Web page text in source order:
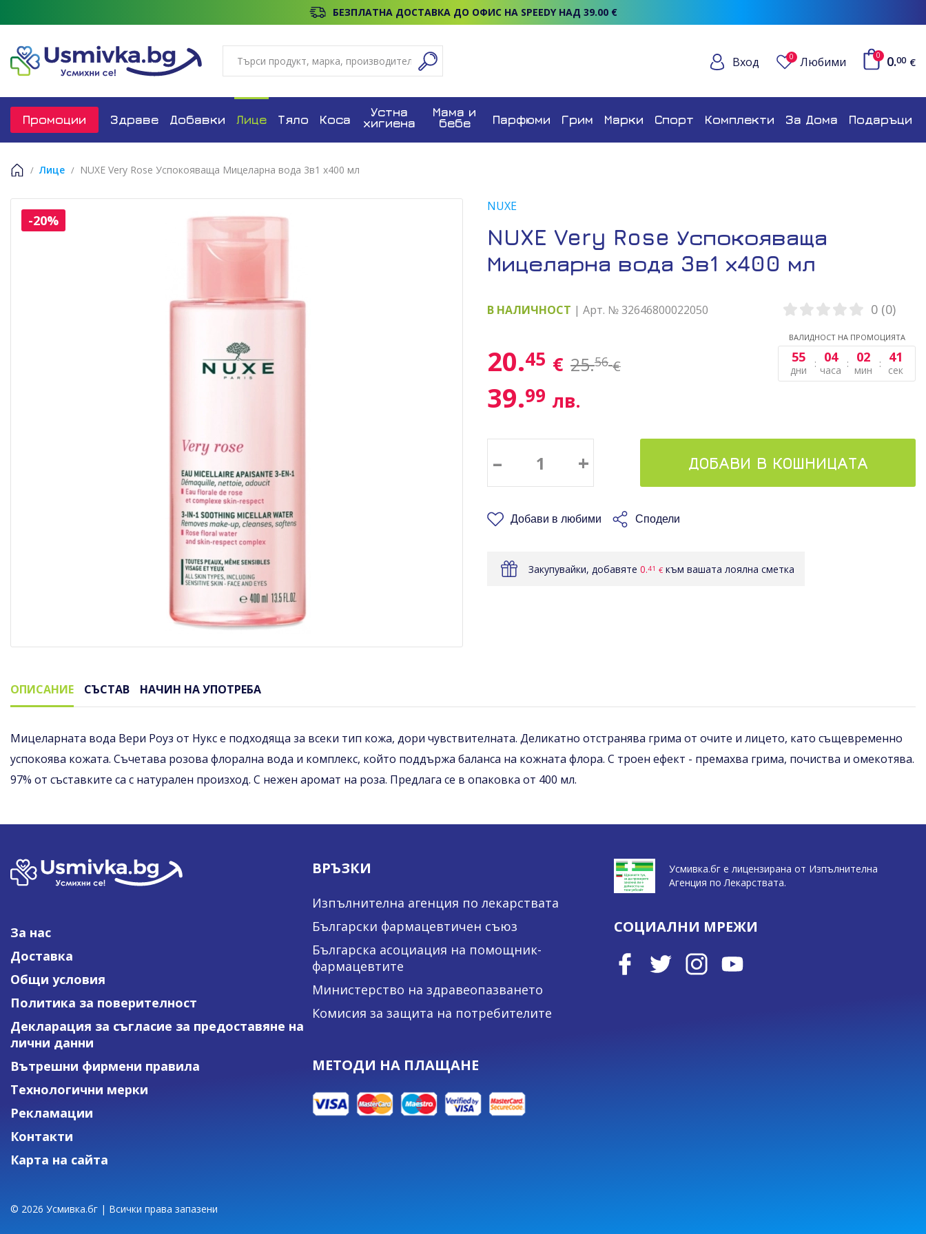
БЕЗПЛАТНА ДОСТАВКА ДО ОФИС НА SPEEDY НАД 39.00 €
Вход 0 Любими 0 0.00 €
Промоции Здраве Добавки Лице Тяло Коса
Устна
хигиена
Мама и
бебе Парфюми Грим Марки Спорт Комплекти За Дома Подаръци
Лице NUXE Very Rose Успокояваща Мицеларна вода 3в1 х400 мл
-20%
NUXE
NUXE Very Rose Успокояваща
Мицеларна вода 3в1 х400 мл
В НАЛИЧНОСТ | Арт. № 32646800022050 0 (0)
20.45 € 25.56 €
39.99 лв.
ВАЛИДНОСТ НА ПРОМОЦИЯТА
55
дни
04
часа
02
мин
41
сек
– + ДОБАВИ В КОШНИЦАТА
Добави в любими Сподели
Закупувайки, добавяте 0.41 € към вашата лоялна сметка
ОПИСАНИЕ СЪСТАВ НАЧИН НА УПОТРЕБА
Описание
Мицеларната вода Вери Роуз от Нукс е подходяща за всеки тип кожа, дори чувствителната. Деликатно отстранява грима от очите и лицето, като същевременно
успокоява кожата. Съчетава розова флорална вода и комплекс, който поддържа баланса на кожната флора. С троен ефект - премахва грима, почиства и омекотява.
97% от съставките са с натурален произход. С нежен аромат на роза. Предлага се в опаковка от 400 мл.
За нас
Доставка
Общи условия
Политика за поверителност
Декларация за съгласие за предоставяне на
лични данни
Вътрешни фирмени правила
Технологични мерки
Рекламации
Контакти
Карта на сайта
© 2026 Усмивка.бг | Всички права запазени
ВРЪЗКИ
Изпълнителна агенция по лекарствата
Български фармацевтичен съюз
Българска асоциация на помощник-
фармацевтите
Министерство на здравеопазването
Комисия за защита на потребителите
МЕТОДИ НА ПЛАЩАНЕ
Усмивка.бг е лицензирана от Изпълнителна
Агенция по Лекарствата.
СОЦИАЛНИ МРЕЖИ